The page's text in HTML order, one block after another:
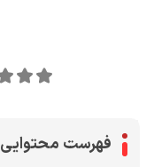
فهرست محتوایی